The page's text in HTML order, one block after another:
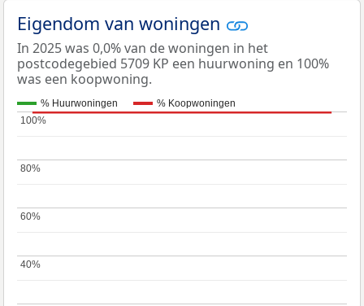
Eigendom van woningen
In 2025 was 0,0% van de woningen in het
postcodegebied 5709 KP een huurwoning en 100%
was een koopwoning.
% Huurwoningen % Koopwoningen
40%
40%
60%
60%
80%
80%
100%
100%